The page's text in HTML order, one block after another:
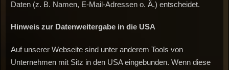
Daten (z. B. Namen, E-Mail-Adressen o. Ä.) entscheidet.
Hinweis zur Datenweitergabe in die USA
Auf unserer Webseite sind unter anderem Tools von
Unternehmen mit Sitz in den USA eingebunden. Wenn diese